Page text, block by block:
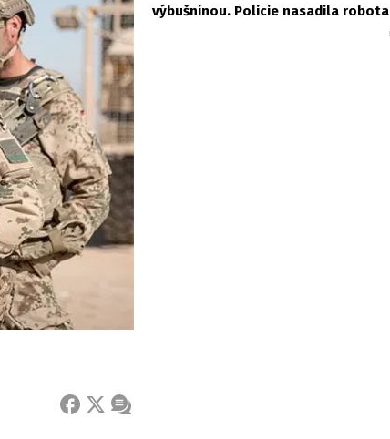
FACEBOOK
X ZPRÁVA
výbušninou. Policie nasadila robota